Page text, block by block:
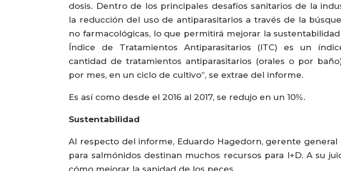
dosis. Dentro de los principales desafíos sanitarios de la
la reducción del uso de antiparasitarios a través de la
no farmacológicas, lo que permitirá mejorar la
Índice de Tratamientos Antiparasitarios (ITC) es un
cantidad de tratamientos antiparasitarios (orales o por
por mes, en un ciclo de cultivo”, se extrae del informe.
Es así como desde el 2016 al 2017, se redujo en un 10%.
Sustentabilidad
Al respecto del informe, Eduardo Hagedorn, gerente
para salmónidos destinan muchos recursos para I+D. A su
cómo mejorar la sanidad de los peces.